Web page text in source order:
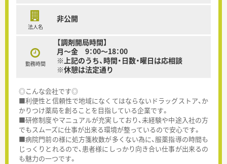
法人名
非公開
勤務時間
【調剤開局時間】
月～金 9：00～18：00
※上記のうち、時間・日数・曜日は応相談
※休憩は法定通り
◎こんな会社です◎
■利便性と信頼性で地域になくてはならないドラッグストア、か
かりつけ薬局を創ることを目指している企業です。
■研修制度やマニュアルが充実しており、未経験や中途入社の方
でもスムーズに仕事が出来る環境が整っているので安心です。
■病院門前の様に処方箋枚数が多くない為に、服薬指導の時間も
じっくりとれるので、患者様にしっかり向き合い仕事が出来るの
も魅力の一つです。